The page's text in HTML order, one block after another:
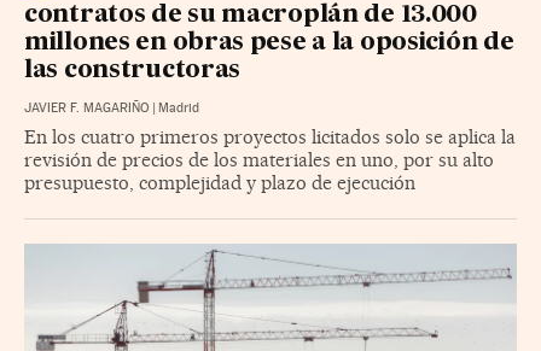
contratos de su macroplán de 13.000
millones en obras pese a la oposición de
las constructoras
JAVIER F. MAGARIÑO | Madrid
En los cuatro primeros proyectos licitados solo se aplica la
revisión de precios de los materiales en uno, por su alto
presupuesto, complejidad y plazo de ejecución